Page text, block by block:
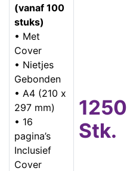
(vanaf 100
stuks)
• Met
Cover
• Nietjes
Gebonden
• A4 (210 x
297 mm)
• 16
pagina’s
Inclusief
Cover
1250
Stk.